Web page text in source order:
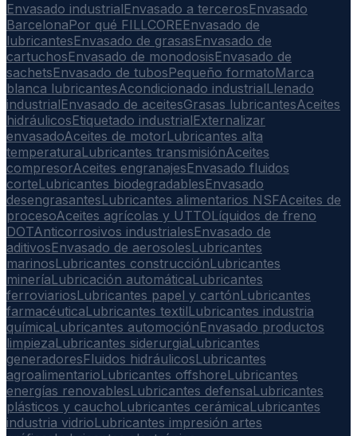
Envasado industrialEnvasado a tercerosEnvasado
BarcelonaPor qué FILLCOREEnvasado de
lubricantesEnvasado de grasasEnvasado de
cartuchosEnvasado de monodosisEnvasado de
sachetsEnvasado de tubosPequeño formatoMarca
blanca lubricantesAcondicionado industrialLlenado
industrialEnvasado de aceitesGrasas lubricantesAceites
hidráulicosEtiquetado industrialExternalizar
envasadoAceites de motorLubricantes alta
temperaturaLubricantes transmisiónAceites
compresorAceites engranajesEnvasado fluidos
corteLubricantes biodegradablesEnvasado
desengrasantesLubricantes alimentarios NSFAceites de
procesoAceites agrícolas y UTTOLíquidos de freno
DOTAnticorrosivos industrialesEnvasado de
aditivosEnvasado de aerosolesLubricantes
marinosLubricantes construcciónLubricantes
mineríaLubricación automáticaLubricantes
ferroviariosLubricantes papel y cartónLubricantes
farmacéuticaLubricantes textilLubricantes industria
químicaLubricantes automociónEnvasado productos
limpiezaLubricantes siderurgiaLubricantes
generadoresFluidos hidráulicosLubricantes
agroalimentarioLubricantes offshoreLubricantes
energías renovablesLubricantes defensaLubricantes
plásticos y cauchoLubricantes cerámicaLubricantes
industria vidrioLubricantes impresión artes